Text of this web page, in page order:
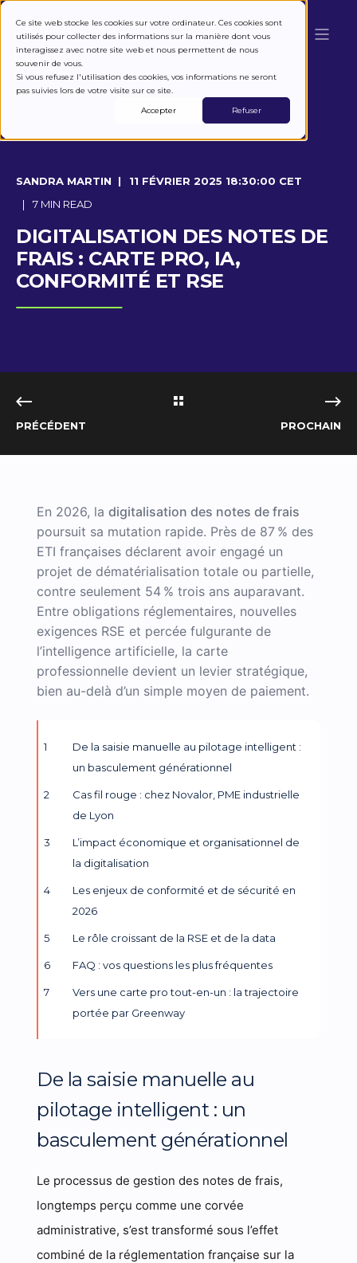
Ce site web stocke les cookies sur votre ordinateur. Ces cookies sont
utilisés pour collecter des informations sur la manière dont vous
interagissez avec notre site web et nous permettent de nous
souvenir de vous.
Si vous refusez l'utilisation des cookies, vos informations ne seront
pas suivies lors de votre visite sur ce site.
Accepter
Refuser
SANDRA MARTIN
11 FÉVRIER 2025 18:30:00 CET
7 MIN READ
DIGITALISATION DES NOTES DE
FRAIS : CARTE PRO, IA,
CONFORMITÉ ET RSE
PRÉCÉDENT PROCHAIN
En 2026, ladigitalisation des notes de frais
poursuit sa mutation rapide. Près de 87 % des
ETI françaises déclarent avoir engagé un
projet de dématérialisation totale ou partielle,
contre seulement 54 % trois ans auparavant.
Entre obligations réglementaires, nouvelles
exigences RSE et percée fulgurante de
l’intelligence artificielle, la carte
professionnelle devient un levier stratégique,
bien au-delà d’un simple moyen de paiement.
De la saisie manuelle au pilotage intelligent :
un basculement générationnel
Cas fil rouge : chez Novalor, PME industrielle
de Lyon
L’impact économique et organisationnel de
la digitalisation
Les enjeux de conformité et de sécurité en
2026
Le rôle croissant de la RSE et de la data
FAQ : vos questions les plus fréquentes
Vers une carte pro tout-en-un : la trajectoire
portée par Greenway
De la saisie manuelle au
pilotage intelligent : un
basculement générationnel
Le processus de gestion des notes de frais,
longtemps perçu comme une corvée
administrative, s’est transformé sous l’effet
combiné de la réglementation française sur la